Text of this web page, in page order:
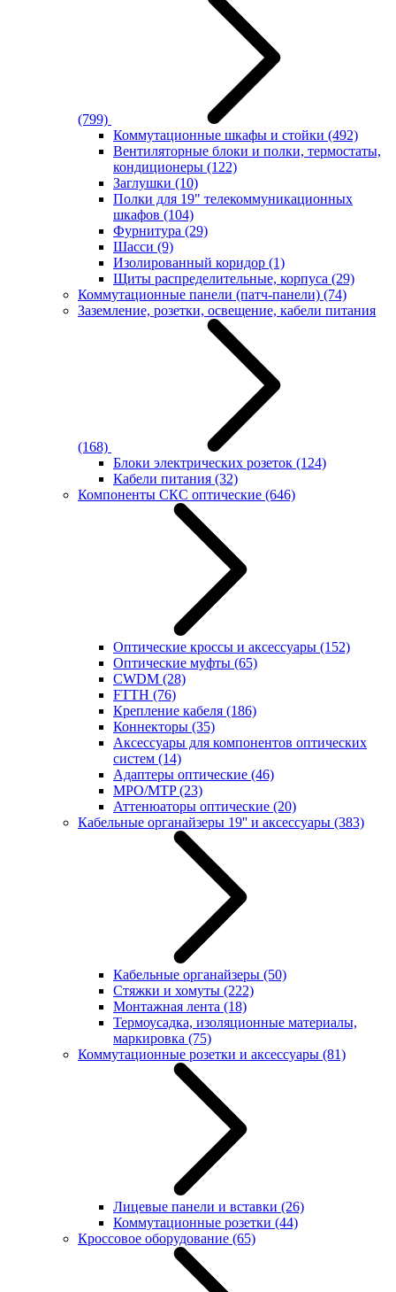
(799)
Коммутационные шкафы и стойки (492)
Вентиляторные блоки и полки, термостаты,
кондиционеры (122)
Заглушки (10)
Полки для 19" телекоммуникационных
шкафов (104)
Фурнитура (29)
Шасси (9)
Изолированный коридор (1)
Щиты распределительные, корпуса (29)
Коммутационные панели (патч-панели) (74)
Заземление, розетки, освещение, кабели питания
(168)
Блоки электрических розеток (124)
Кабели питания (32)
Компоненты СКС оптические (646)
Оптические кроссы и аксессуары (152)
Оптические муфты (65)
CWDM (28)
FTTH (76)
Крепление кабеля (186)
Коннекторы (35)
Аксессуары для компонентов оптических
систем (14)
Адаптеры оптические (46)
MPO/MTP(23)
Аттенюаторы оптические (20)
Кабельные органайзеры 19'' и аксессуары (383)
Кабельные органайзеры (50)
Стяжки и хомуты (222)
Монтажная лента (18)
Термоусадка, изоляционные материалы,
маркировка (75)
Коммутационные розетки и аксессуары (81)
Лицевые панели и вставки (26)
Коммутационные розетки (44)
Кроссовое оборудование (65)